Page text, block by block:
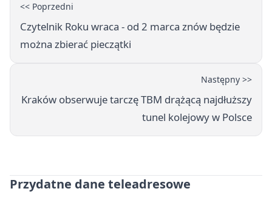
<< Poprzedni
Czytelnik Roku wraca - od 2 marca znów będzie
można zbierać pieczątki
Następny >>
Kraków obserwuje tarczę TBM drążącą najdłuższy
tunel kolejowy w Polsce
Przydatne dane teleadresowe